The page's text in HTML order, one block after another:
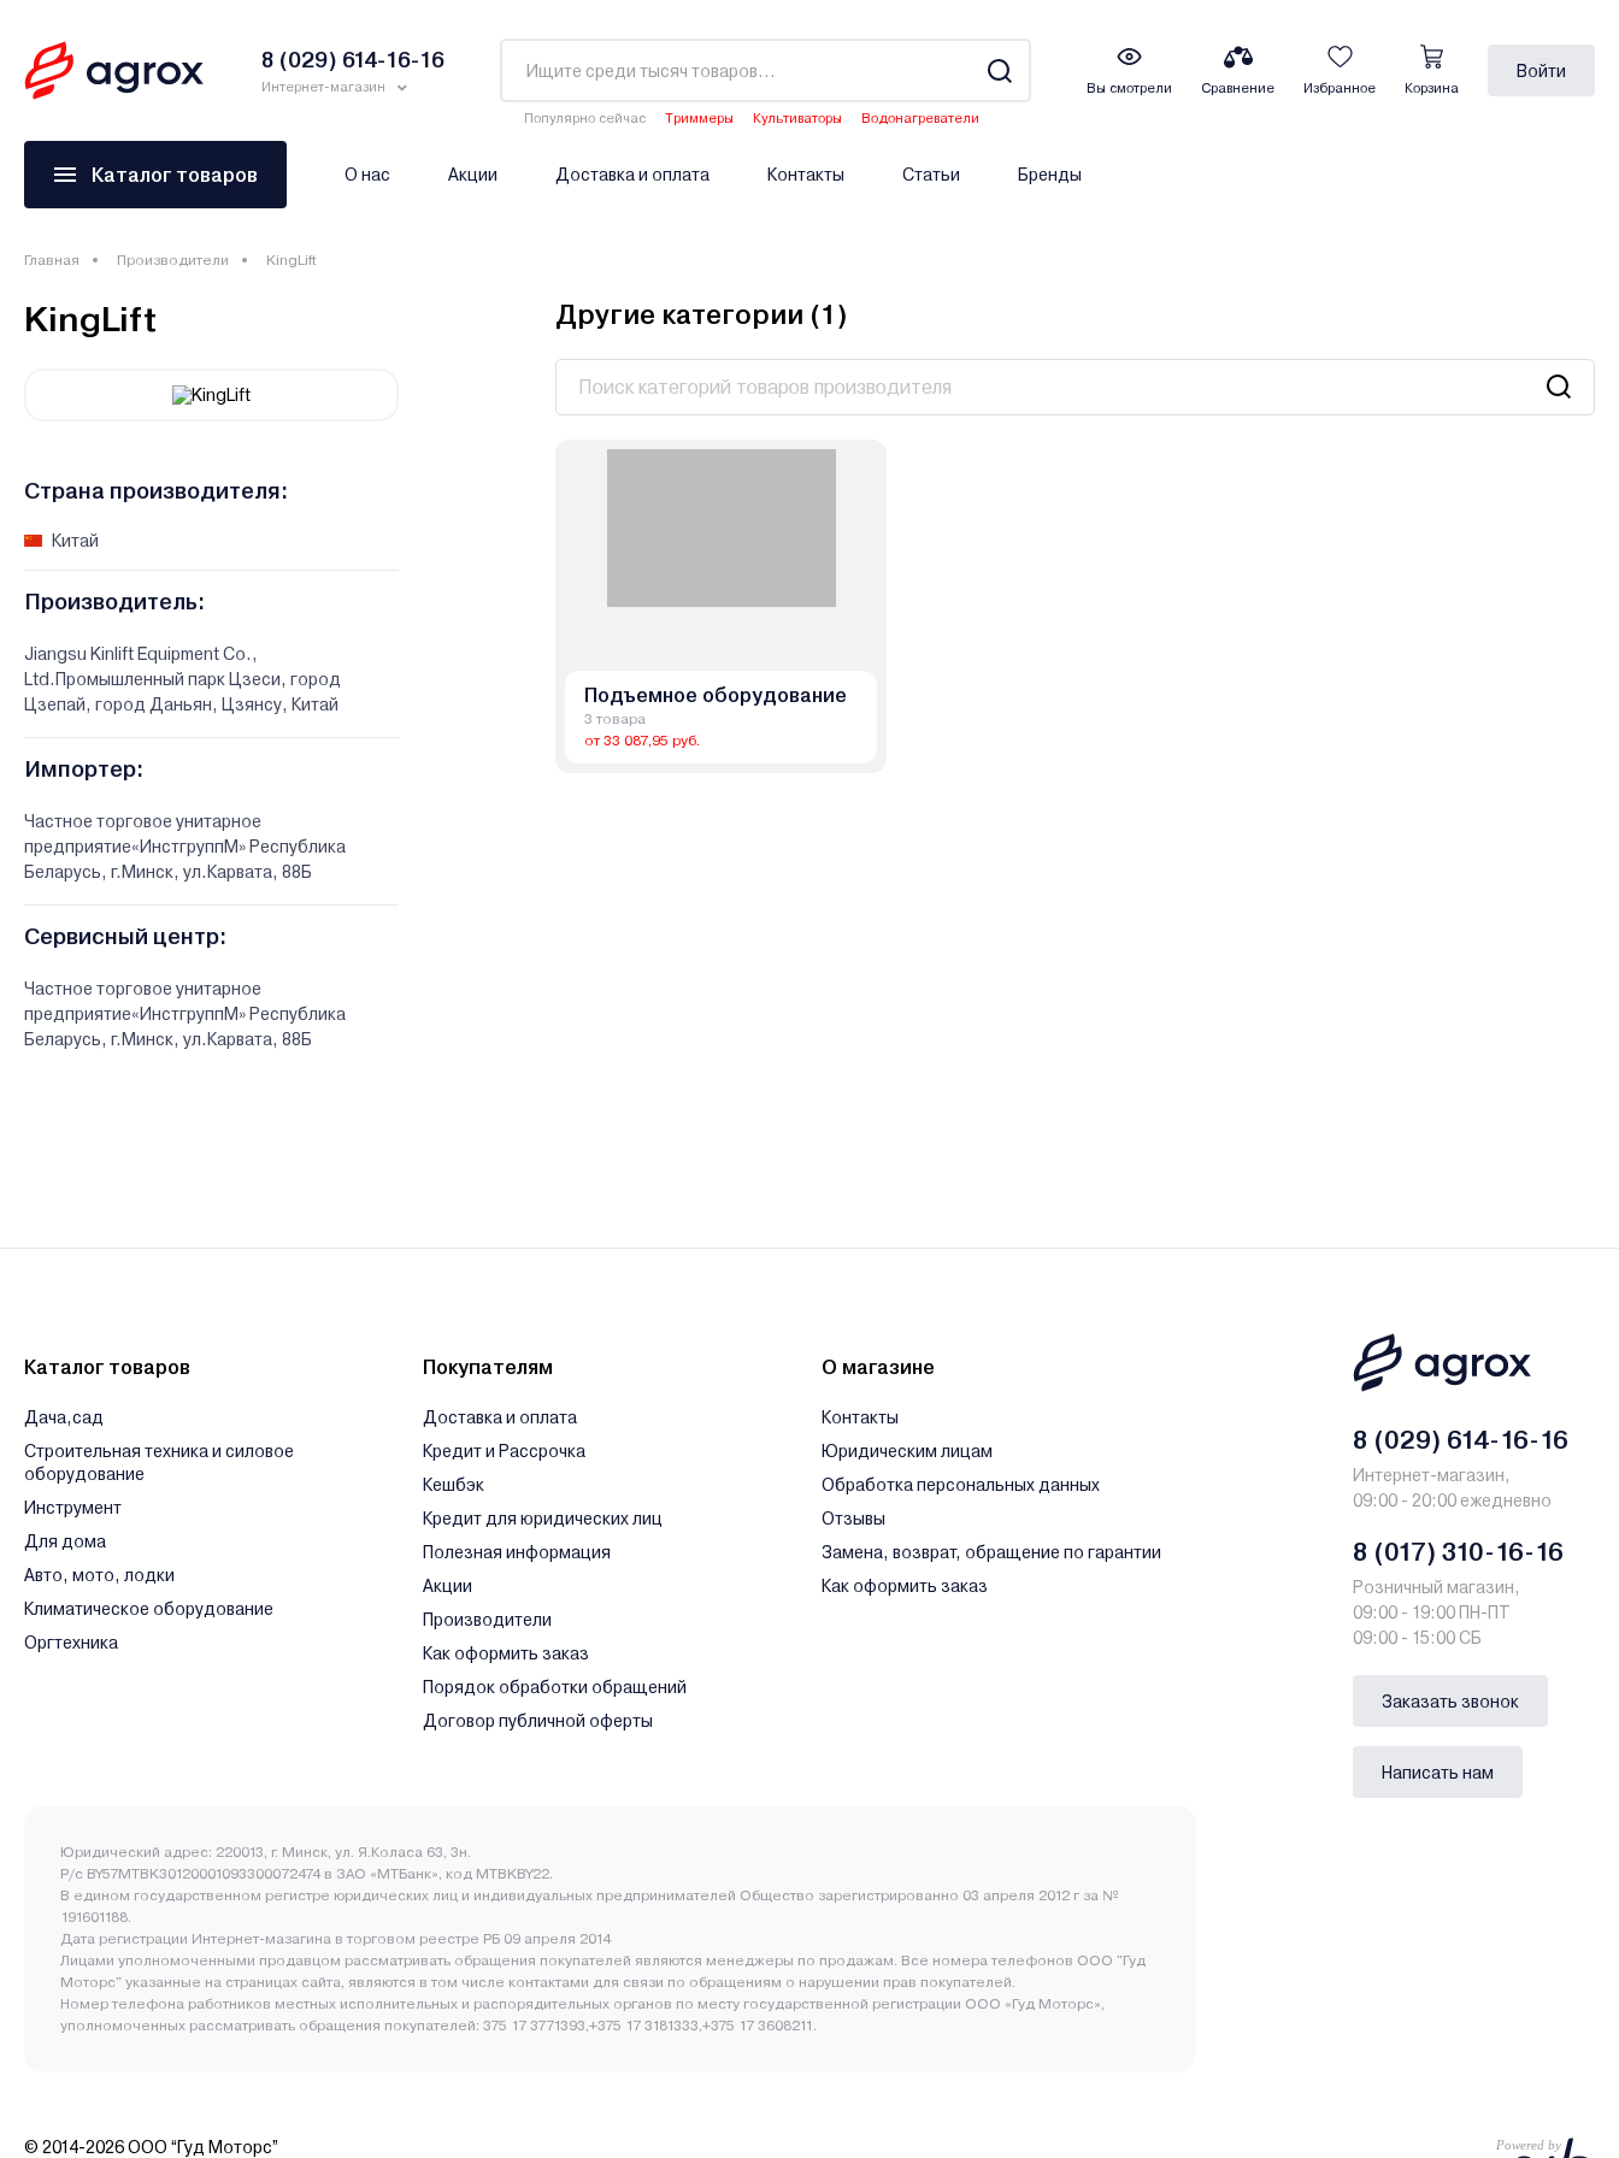
8 (029) 614-16-16
Интернет-магазин
Популярно сейчас Триммеры Культиваторы
Водонагреватели
Вы смотрели Сравнение Избранное Корзина
Войти
Каталог товаров О нас Акции Доставка и оплата Контакты Статьи Бренды
Главная Производители KingLift
KingLift
Страна производителя:
Китай
Производитель:
Jiangsu Kinlift Equipment Co.,
Ltd.Промышленный парк Цзеси, город
Цзепай, город Даньян, Цзянсу, Китай
Импортер:
Частное торговое унитарное
предприятие«ИнстгруппМ» Республика
Беларусь, г.Минск, ул.Карвата, 88Б
Сервисный центр:
Частное торговое унитарное
предприятие«ИнстгруппМ» Республика
Беларусь, г.Минск, ул.Карвата, 88Б
Другие категории (1 )
Подъемное оборудование
3 товара
от 33 087,95 руб.
Каталог товаров
Дача,сад
Строительная техника и силовое
оборудование
Инструмент
Для дома
Авто, мото, лодки
Климатическое оборудование
Оргтехника
Покупателям
Доставка и оплата
Кредит и Рассрочка
Кешбэк
Кредит для юридических лиц
Полезная информация
Акции
Производители
Как оформить заказ
Порядок обработки обращений
Договор публичной оферты
О магазине
Контакты
Юридическим лицам
Обработка персональных данных
Отзывы
Замена, возврат, обращение по гарантии
Как оформить заказ
Юридический адрес: 220013, г. Минск, ул. Я.Коласа 63, 3н.
Р/с BY57MTBK30120001093300072474 в ЗАО «МТБанк», код MTBKBY22.
В едином государственном регистре юридических лиц и индивидуальных предпринимателей Общество зарегистрированно 03 апреля 2012 г за №
191601188.
Дата регистрации Интернет-мазагина в торговом реестре РБ 09 апреля 2014
Лицами уполномоченными продавцом рассматривать обращения покупателей являются менеджеры по продажам. Все номера телефонов ООО "Гуд
Моторс" указанные на страницах сайта, являются в том числе контактами для связи по обращениям о нарушении прав покупателей.
Номер телефона работников местных исполнительных и распорядительных органов по месту государственной регистрации ООО «Гуд Моторс»,
уполномоченных рассматривать обращения покупателей: 375 17 3771393,+375 17 3181333,+375 17 3608211.
8 (029) 614-16-16
Интернет-магазин,
09:00 - 20:00 ежедневно
8 (017) 310-16-16
Розничный магазин,
09:00 - 19:00 ПН-ПТ
09:00 - 15:00 СБ
Заказать звонок
Написать нам
© 2014-2026 ООО “Гуд Моторс”